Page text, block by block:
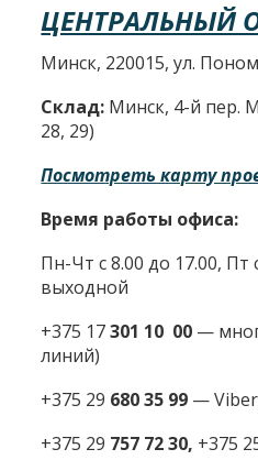
ЦЕНТРАЛЬНЫЙ
Минск, 220015, ул.
Склад: Минск, 4-й пер.
28, 29)
Посмотреть карту
Время работы офиса:
Пн-Чт с 8.00 до 17.00, Пт
выходной
+375 17301 10 00 —
линий)
+375 29 680 35 99 —
+375 29 757 72 30, +375